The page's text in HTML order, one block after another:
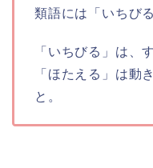
類語には「いちび
「いちびる」は、
「ほたえる」は動
と。